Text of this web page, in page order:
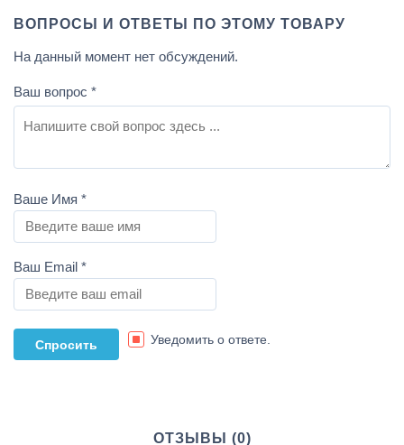
ВОПРОСЫ И ОТВЕТЫ ПО ЭТОМУ ТОВАРУ
На данный момент нет обсуждений.
Ваш вопрос *
Ваше Имя *
Ваш Email *
Уведомить о ответе.